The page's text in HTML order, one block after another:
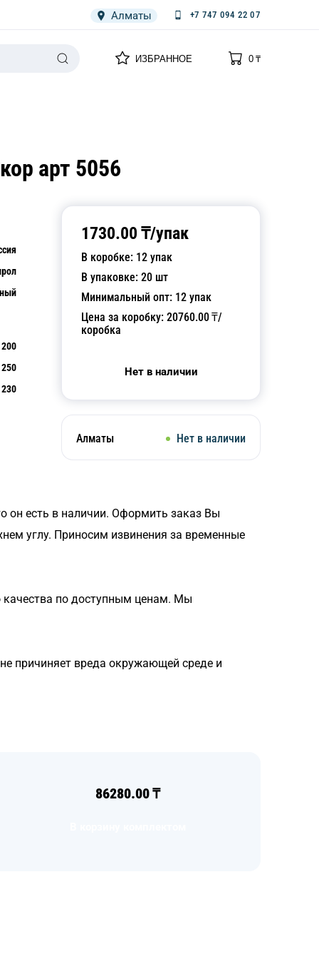
Алматы +7 747 094 22 07
ИЗБРАННОЕ
0
0₸
арт 5056
1730.00 ₸/упак
В коробке: 12 упак
В упаковке: 20 шт
Минимальный опт: 12 упак
Цена за коробку: 20760.00₸/
коробка
Нет в наличии
Алматы Нет в наличии
200
250
230
он есть в наличии. Оформить заказ Вы
углу. Приносим извинения за временные
качества по доступным ценам. Мы
причиняет вреда окружающей среде и
86280.00₸